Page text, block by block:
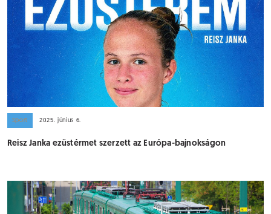
Sport 2025. június 6.
Reisz Janka ezüstérmet szerzett az Európa-bajnokságon